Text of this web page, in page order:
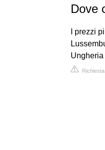
Dove
I prezzi